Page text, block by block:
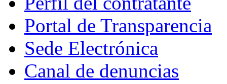
Portal de Transparencia
Sede Electrónica
Canal de denuncias